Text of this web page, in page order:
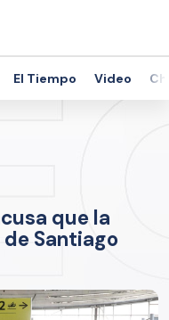
El Tiempo Video
que la
Santiago